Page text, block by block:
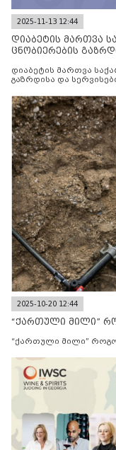
2025-11-13 12:44
დიაბეტის მართვა
ცნობიერების
დიაბეტის მართვა
გაზრდისა და
2025-10-20 12:44
“ქართული მილი”
“ქართული მილი”